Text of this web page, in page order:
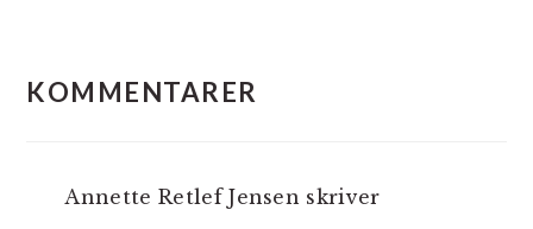
KOMMENTARER
Annette Retlef Jensen skriver